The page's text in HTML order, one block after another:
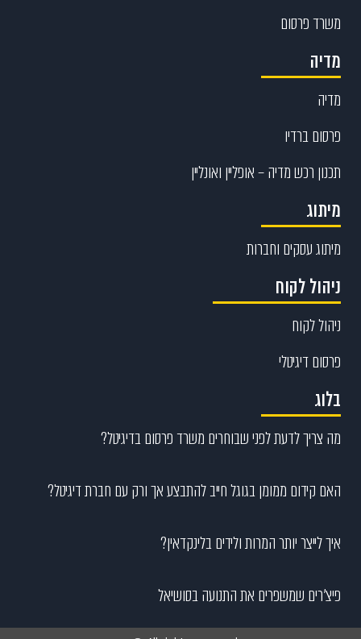
משרד פרסום
מדיה
מדיה
פרסום ברדיו
תכנון רכש מדיה – אופליין ואונליין
מיתוג
מיתוג עסקים וחברות
ניהול לקוח
ניהול לקוח
פרסום דיגיטלי
בלוג
מה צריך לדעת לפני שבוחרים משרד פרסום בדיגיטל?
האם קידום ממומן בגוגל חייב להתבצע אך ורק עם חברת דיגיטל?
איך לייצר יותר המרות ולידים בלינקדאין?
פיצ’רים שמשפרים את התנועה בסושיאל